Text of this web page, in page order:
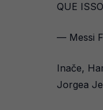
QUE
— Messi
Inače,
Jorgea